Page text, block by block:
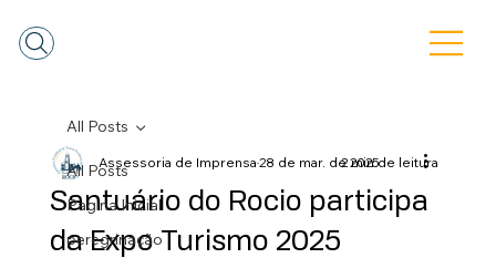
All Posts
Pagina Inicial
peregrinação
All Posts
Santuário do Rocio participa
da Expo Turismo 2025
Assessoria de Imprensa28 de mar. de 20252 min de leitura